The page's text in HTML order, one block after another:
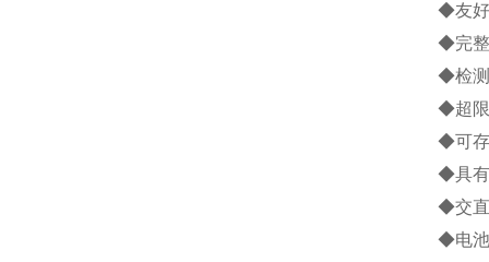
◆友
◆完
◆检
◆超
◆可
◆具
◆交
◆电